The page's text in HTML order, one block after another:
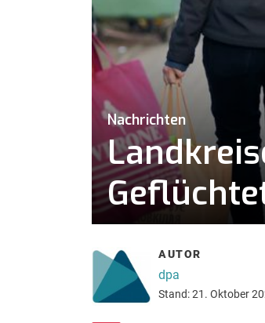
Nachrichten
AUTOR
dpa
Stand: 21. Oktober